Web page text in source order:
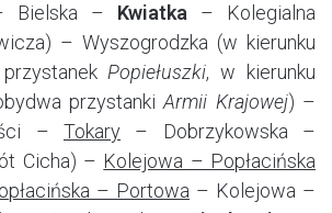
Bielska – Kwiatka – Kolegialna
– Wyszogrodzka (w kierunku
przystanekPopiełuszki, w kierunku
przystankiArmii Krajowej) –
– Tokary – Dobrzykowska –
Cicha) – Kolejowa – Popłacińska
– Portowa – Kolejowa –